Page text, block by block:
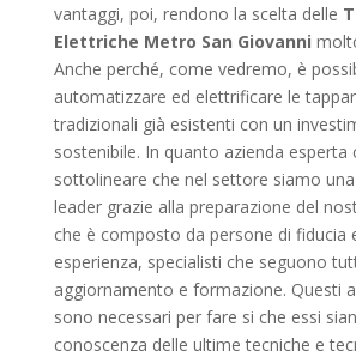
vantaggi, poi, rendono la scelta delle
Elettriche Metro San Giovanni
Anche perché, come vedremo, è
automatizzare ed elettrificare le
tradizionali già esistenti con un
sostenibile. In quanto azienda esperta
sottolineare che nel settore siamo
leader grazie alla preparazione del
che è composto da persone di fiducia
esperienza, specialisti che seguono
aggiornamento e formazione. Questi
sono necessari per fare si che essi
conoscenza delle ultime tecniche e